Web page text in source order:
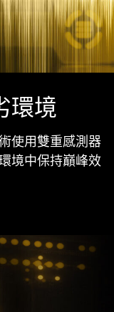
環境
使用雙重感測器
境中保持巔峰效